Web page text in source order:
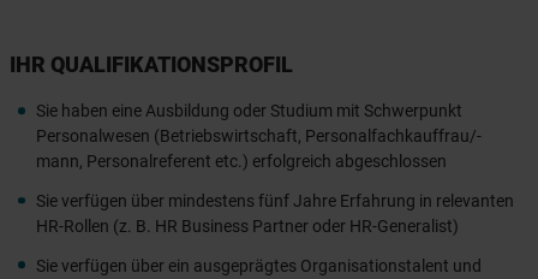
IHR QUALIFIKATIONSPROFIL
Sie haben eine Ausbildung oder Studium mit Schwerpunkt
Personalwesen (Betriebswirtschaft, Personalfachkauffrau/-
mann, Personalreferent etc.) erfolgreich abgeschlossen
Sie verfügen über mindestens fünf Jahre Erfahrung in relevanten
HR-Rollen (z. B. HR Business Partner oder HR-Generalist)
Sie verfügen über ein ausgeprägtes Organisationstalent und